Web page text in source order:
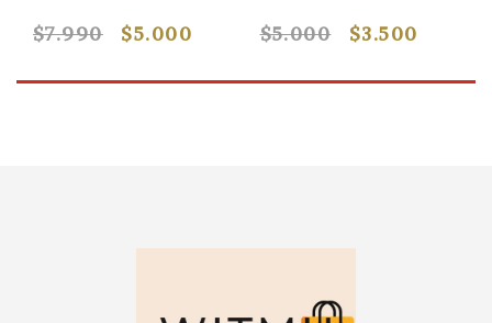
$7.990 $5.000 $5.000 $3.500